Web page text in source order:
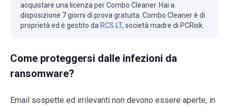
acquistare una licenza per Combo Cleaner. Hai a
disposizione 7 giorni di prova gratuita. Combo Cleaner è di
proprietà ed è gestito da RCS LT, società madre di PCRisk.
Come proteggersi dalle infezioni da
ransomware?
Email sospette ed irrilevanti non devono essere aperte, in